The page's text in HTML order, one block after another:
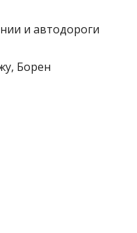
и автодороги
Борен